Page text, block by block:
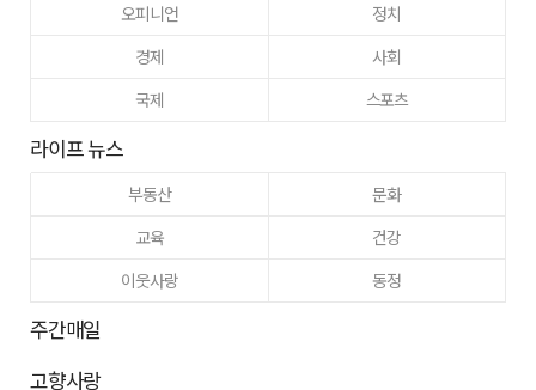
오피니언
정치
경제
사회
국제
스포츠
라이프 뉴스
부동산
문화
교육
건강
이웃사랑
동정
주간매일
고향사랑